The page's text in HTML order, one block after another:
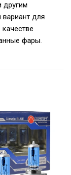
другим
для
фары.